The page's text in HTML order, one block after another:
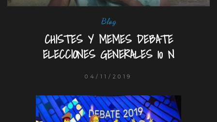
Blog
CHISTES Y MEMES DEBATE
ELECCIONES GENERALES 10 N
04/11/2019